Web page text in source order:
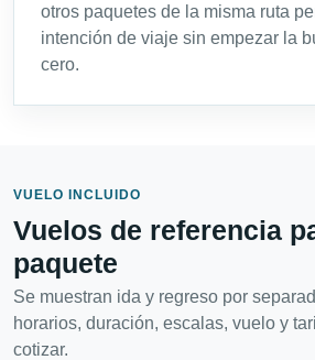
otros paquetes de la misma ruta
intención de viaje sin empezar la
cero.
VUELO INCLUIDO
Vuelos de referencia
paquete
Se muestran ida y regreso por
horarios, duración, escalas, vuelo y
cotizar.